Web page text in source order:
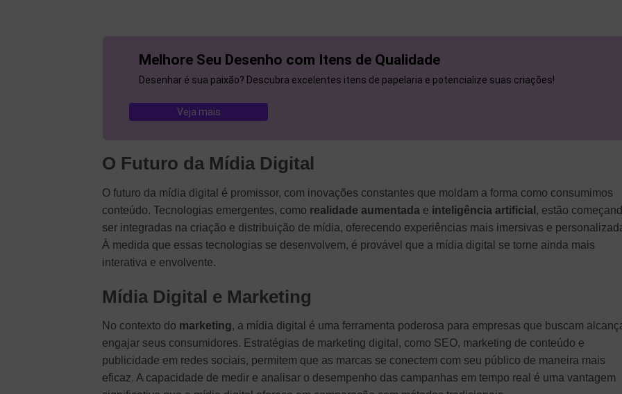
Melhore Seu Desenho com Itens de Qualidade
Desenhar é sua paixão? Descubra excelentes itens de papelaria e potencialize suas criações!
Veja mais
O Futuro da Mídia Digital
O futuro da mídia digital é promissor, com inovações constantes que moldam a forma como consumimos
conteúdo. Tecnologias emergentes, como realidade aumentada e inteligência artificial , estão
ser integradas na criação e distribuição de mídia, oferecendo experiências mais imersivas e
À medida que essas tecnologias se desenvolvem, é provável que a mídia digital se torne ainda mais
interativa e envolvente.
Mídia Digital e Marketing
No contexto do marketing, a mídia digital é uma ferramenta poderosa para empresas que buscam
engajar seus consumidores. Estratégias de marketing digital, como SEO, marketing de conteúdo e
publicidade em redes sociais, permitem que as marcas se conectem com seu público de maneira mais
eficaz. A capacidade de medir e analisar o desempenho das campanhas em tempo real é uma vantagem